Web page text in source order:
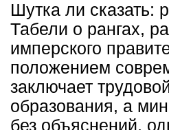
Шутка ли сказать:
Табели о рангах,
имперского
положением
заключает
образования, а
без объяснений,